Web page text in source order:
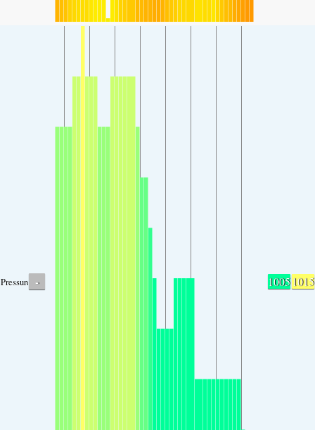
Pressure - 10051015